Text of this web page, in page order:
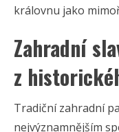
královnu jako
Zahradní
z
Tradiční zahradní
nejvýznamnějším